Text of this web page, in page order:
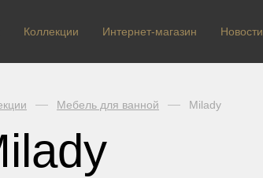
Коллекции Интернет-магазин Новости
Мебель для ванной Milady